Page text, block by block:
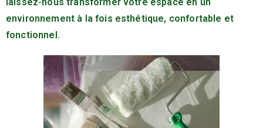
environnement à la fois esthétique, confortable et
fonctionnel.